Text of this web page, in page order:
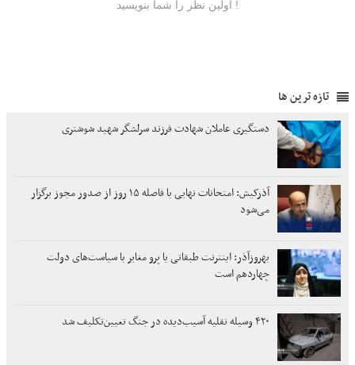
تازه ترین ها
دستگیری عاملان شهادت فرزند سرلشگر شهید شوشتری
آذرکیش: امتحانات نهایی با فاصله ۱۵ روز از صدور مجوز برگزار
می‌شود
بهروزآذر: اینترنت طبقاتی یا پرو مغایر با سیاست‌های دولت
چهاردهم است
۴۲۰ وسیله نقلیه آسیب‌دیده در جنگ تعیین‌تکلیف شد